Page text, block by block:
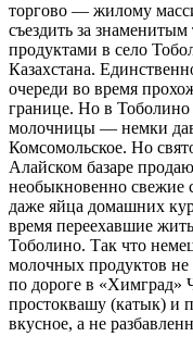
торгово — жилому
съездить за
продуктами в село
Казахстана.
очереди во время
границе. Но в
молочницы — немки
Комсомольское. Но
Алайском базаре
необыкновенно свежие
даже яйца домашних
время переехавшие
Тоболино. Так что
молочных продуктов
по дороге в «Химград»
простоквашу (катык) и
вкусное, а не